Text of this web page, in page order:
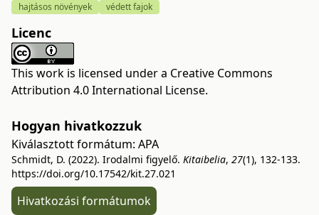
hajtásos növények védett fajok
Licenc
This work is licensed under a Creative Commons
Attribution 4.0 International License.
Hogyan hivatkozzuk
Kiválasztott formátum: APA
Schmidt, D. (2022). Irodalmi figyelő. Kitaibelia, 27(1), 132-133.
https://doi.org/10.17542/kit.27.021
Hivatkozási formátumok